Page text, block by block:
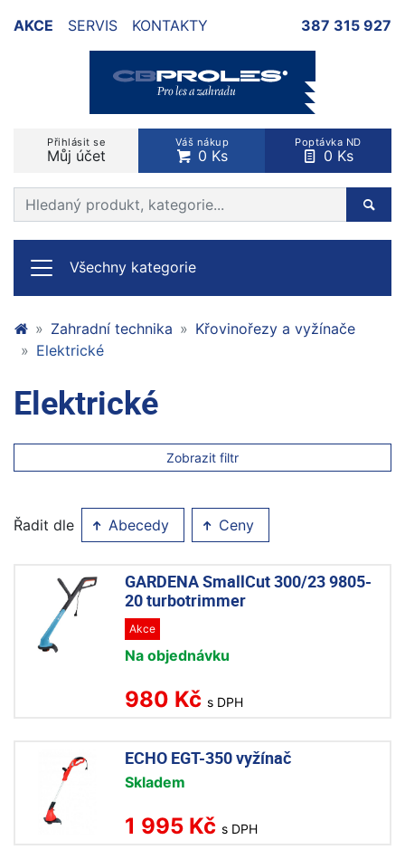
AKCE SERVIS KONTAKTY 387 315 927
Přihlásit se
Můj účet
Váš nákup
0 Ks
Poptávka ND
0 Ks
Prohledat web
Všechny kategorie
Zahradní technika
Křovinořezy a vyžínače
Elektrické
Elektrické
Zobrazit filtr
Řadit dle Abecedy Ceny
GARDENA SmallCut 300/23 9805-
20 turbotrimmer
Akce
Na objednávku
980 Kč s DPH
ECHO EGT-350 vyžínač
Skladem
1 995 Kč s DPH